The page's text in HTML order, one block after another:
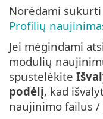
Norėdami
Profilių
Jei mėgindami
modulių
spustelėkite
podėlį, kad
naujinimo failus /